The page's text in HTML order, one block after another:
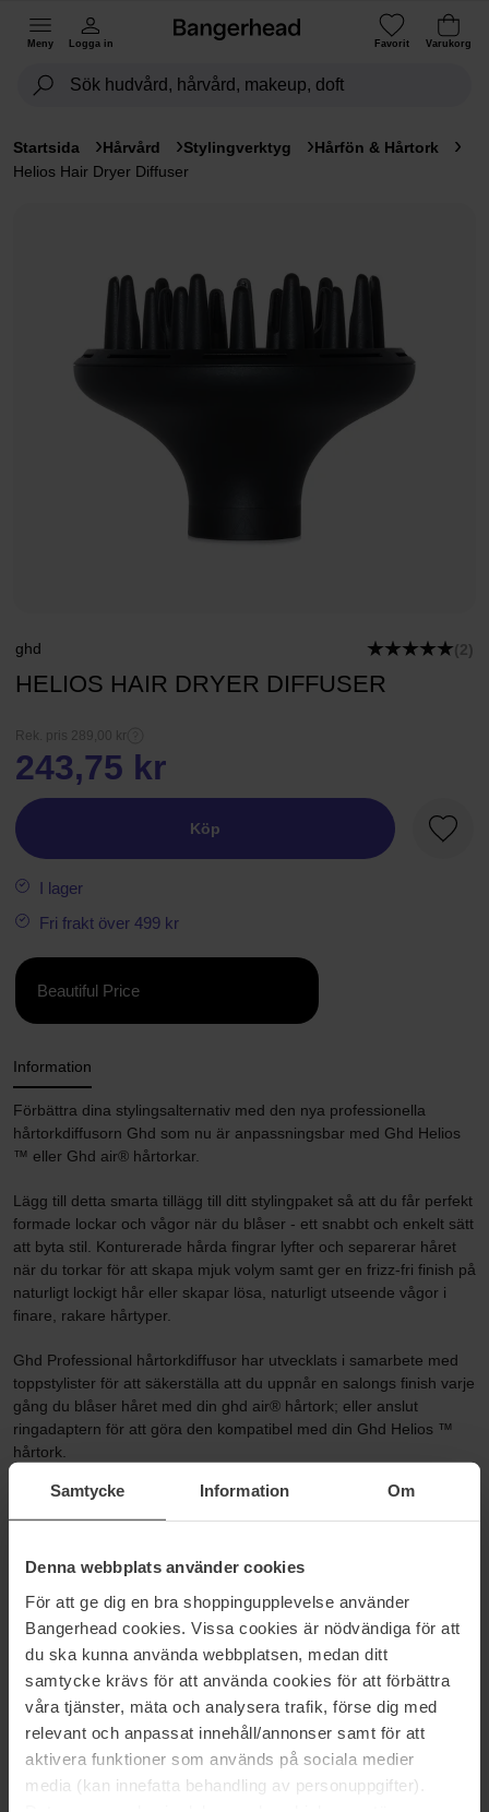
Samtycke Information Om
Denna webbplats använder cookies
För att ge dig en bra shoppingupplevelse använder
Bangerhead cookies. Vissa cookies är nödvändiga för att
du ska kunna använda webbplatsen, medan ditt
samtycke krävs för att använda cookies för att förbättra
våra tjänster, mäta och analysera trafik, förse dig med
relevant och anpassat innehåll/annonser samt för att
aktivera funktioner som används på sociala medier
media (kan innefatta behandling av personuppgifter).
Meny Logga in Favorit Varukorg
Startsida Hårvård Stylingverktyg
Hårfön & Hårtork
Helios Hair Dryer Diffuser
ghd (2)
HELIOS HAIR DRYER DIFFUSER
Rek. pris 289,00 kr
243,75 kr
Köp
I lager
Fri frakt över 499 kr
Beautiful Price
Information
Förbättra dina stylingsalternativ med den nya professionella
hårtorkdiffusorn Ghd som nu är anpassningsbar med Ghd Helios
™ eller Ghd air® hårtorkar.
Lägg till detta smarta tillägg till ditt stylingpaket så att du får perfekt
formade lockar och vågor när du blåser - ett snabbt och enkelt sätt
att byta stil. Konturerade hårda fingrar lyfter och separerar håret
när du torkar för att skapa mjuk volym samt ger en frizz-fri finish på
naturligt lockigt hår eller skapar lösa, naturligt utseende vågor i
finare, rakare hårtyper.
Ghd Professional hårtorkdiffusor har utvecklats i samarbete med
toppstylister för att säkerställa att du uppnår en salongs finish varje
gång du blåser håret med din ghd air® hårtork; eller anslut
ringadaptern för att göra den kompatibel med din Ghd Helios ™
hårtork.
Storlek: 1 pcs
Kategorier:
Startsida
Hårvård
Stylingverktyg
Hårfön & Hårtork
Helios Hair Dryer Diffuser
Recensioner (2)Frågor & svar (0)